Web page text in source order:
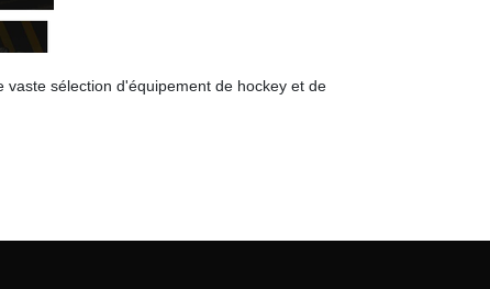
sélection d'équipement de hockey et de